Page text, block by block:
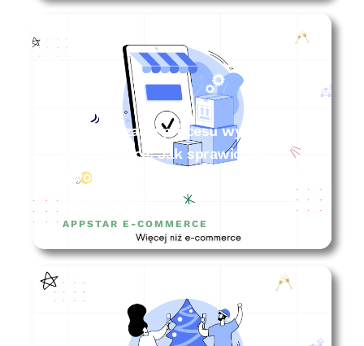
Optymalizacja procesu wysyłki w
e-commerce: Jak sprawić, by
Twoje zamówienia wyszły szybciej
APPSTAR E-COMMERCE